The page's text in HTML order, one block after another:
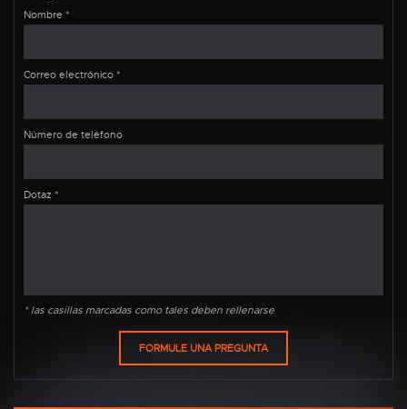
Nombre *
Correo electrónico *
Número de teléfono
Dotaz *
* las casillas marcadas como tales deben rellenarse